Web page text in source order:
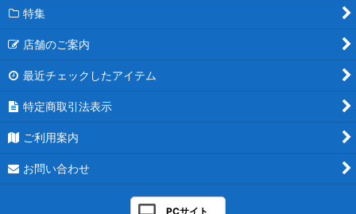
特集
店舗のご案内
最近チェックしたアイテム
特定商取引法表示
ご利用案内
お問い合わせ
PCサイト